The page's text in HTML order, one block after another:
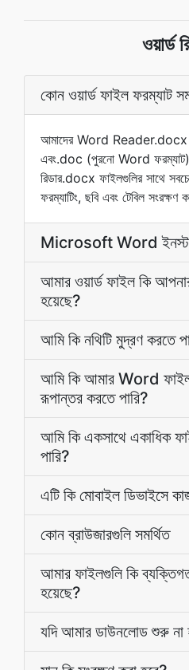
ওয়ার্ড
কোন ওয়ার্ড ফাইল ফরম্যাট
আমাদের Word Reader.docx
এবং.doc (পুরনো Word
রিডার.docx ফাইলগুলির সাথে
ফরম্যাটিং, ছবি এবং টেবিল সংরক্ষণ
Microsoft Word
আমার ওয়ার্ড ফাইল কি
হয়েছে?
আমি কি নথিটি মুদ্রণ করতে
আমি কি আমার Word
রূপান্তর করতে পারি?
আমি কি একসাথে একাধিক
পারি?
এটি কি মোবাইল ডিভাইসে
কোন ব্রাউজারগুলি সমর্থিত
আমার ফাইলগুলি কি
হয়েছে?
যদি আমার ডাউনলোড শুরু না